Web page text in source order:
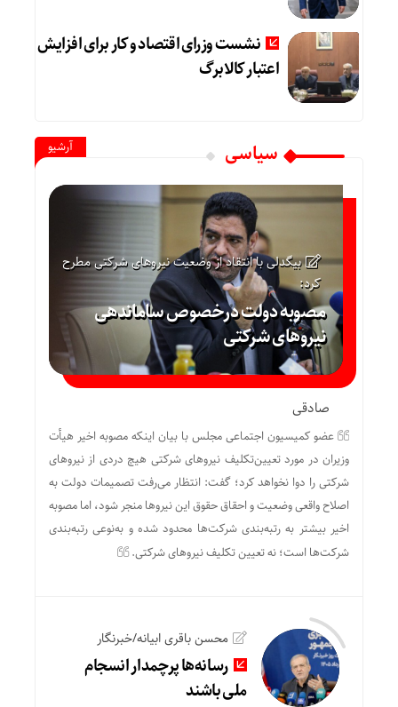
نشست وزرای اقتصاد و کار برای افزایش
اعتبار کالابرگ
سیاسی آرشیو
بیگدلی با انتقاد از وضعیت نیروهای شرکتی مطرح
کرد:
مصوبه دولت درخصوص ساماندهی
نیروهای شرکتی
صادقی
عضو کمیسیون اجتماعی مجلس با بیان اینکه مصوبه اخیر هیأت
وزیران در مورد تعیین‌تکلیف نیروهای شرکتی هیچ دردی از نیروهای
شرکتی را دوا نخواهد کرد؛ گفت: انتظار می‌رفت تصمیمات دولت به
اصلاح واقعی وضعیت و احقاق حقوق این نیروها منجر شود، اما مصوبه
اخیر بیشتر به رتبه‌بندی شرکت‌ها محدود شده و به‌نوعی رتبه‌بندی
شرکت‌ها است؛ نه تعیین تکلیف نیروهای شرکتی.
محسن باقری ابیانه/خبرنگار
رسانه‌ها پرچمدار انسجام
ملی باشند